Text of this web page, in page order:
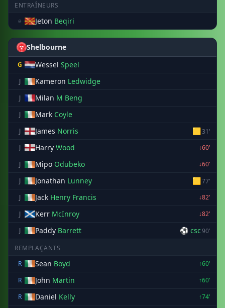
ENTRAÎNEURS
e
Jeton Beqiri
Shelbourne
G Wessel Speel
J Kameron Ledwidge
J Milan M Beng
J Mark Coyle
J James Norris 🟨31'
J
Harry Wood
↓60'
J
Mipo Odubeko
↓60'
J
Jonathan Lunney 🟨77'
J
Jack Henry Francis
↓82'
J
Kerr McInroy
↓82'
J
Paddy Barrett ⚽ csc90'
REMPLAÇANTS
R
Sean Boyd
↑60'
R
John Martin
↑60'
R
Daniel Kelly
↑74'